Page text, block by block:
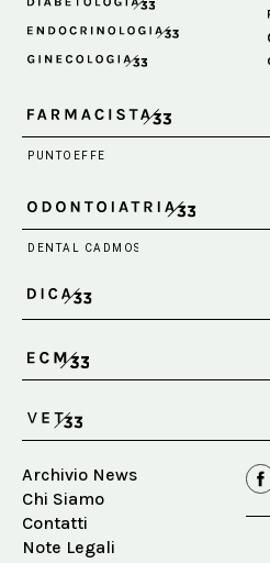
Archivio News
Chi Siamo
Contatti
Note Legali